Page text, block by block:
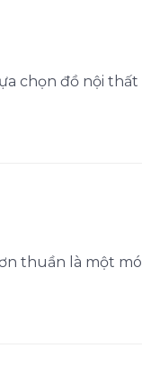
chọn đồ nội
thuần là một